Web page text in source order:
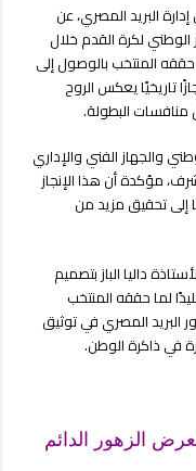
بأداء
منتخب
مصر..
وتوجّه
بتصميم
تذكاري
مغلقة
البريد المصري، عن
لكرة القدم خلال
المنتخب بالوصول إلى
تاريخيًا يعكس الروح
منافسات البطولة.
والجهاز الفني والإداري
مؤكدة أن هذا الإنجاز
إلى تحقيق مزيد من
داليا الباز بتصميم
لما حققه المنتخب
البريد المصري في توثيق
في ذاكرة الوطن.
الزهور الدائم